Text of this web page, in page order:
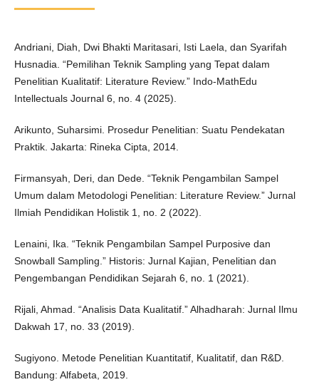
Andriani, Diah, Dwi Bhakti Maritasari, Isti Laela, dan Syarifah
Husnadia. “Pemilihan Teknik Sampling yang Tepat dalam
Penelitian Kualitatif: Literature Review.” Indo-MathEdu
Intellectuals Journal 6, no. 4 (2025).
Arikunto, Suharsimi. Prosedur Penelitian: Suatu Pendekatan
Praktik. Jakarta: Rineka Cipta, 2014.
Firmansyah, Deri, dan Dede. “Teknik Pengambilan Sampel
Umum dalam Metodologi Penelitian: Literature Review.” Jurnal
Ilmiah Pendidikan Holistik 1, no. 2 (2022).
Lenaini, Ika. “Teknik Pengambilan Sampel Purposive dan
Snowball Sampling.” Historis: Jurnal Kajian, Penelitian dan
Pengembangan Pendidikan Sejarah 6, no. 1 (2021).
Rijali, Ahmad. “Analisis Data Kualitatif.” Alhadharah: Jurnal Ilmu
Dakwah 17, no. 33 (2019).
Sugiyono. Metode Penelitian Kuantitatif, Kualitatif, dan R&D.
Bandung: Alfabeta, 2019.